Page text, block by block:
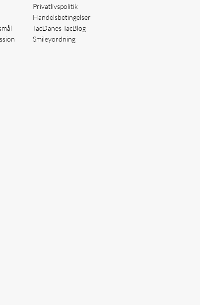
Privatlivspolitik
Handelsbetingelser
TacDanes TacBlog
Smileyordning